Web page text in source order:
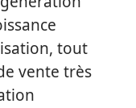
tout
vente très